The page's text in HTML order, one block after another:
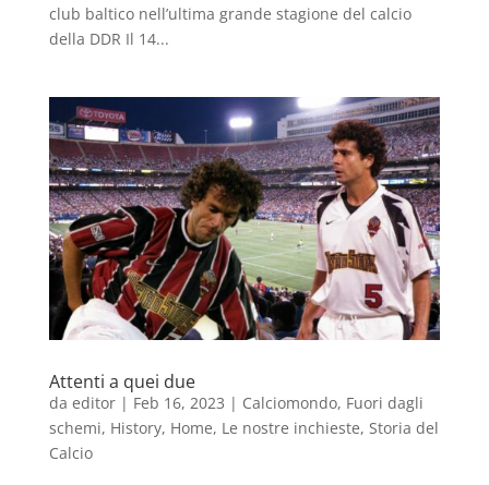
club baltico nell’ultima grande stagione del calcio
della DDR Il 14...
Attenti a quei due
da editor| Feb 16, 2023 | Calciomondo, Fuori dagli
schemi, History, Home, Le nostre inchieste, Storia del
Calcio